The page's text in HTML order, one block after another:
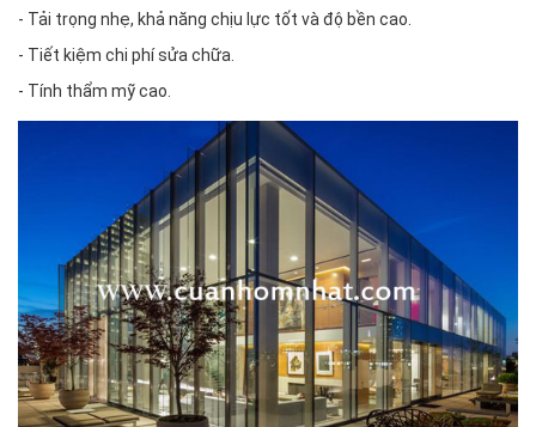
- Tải trọng nhẹ, khả năng chịu lực tốt và độ bền cao.
- Tiết kiệm chi phí sửa chữa.
- Tính thẩm mỹ cao.